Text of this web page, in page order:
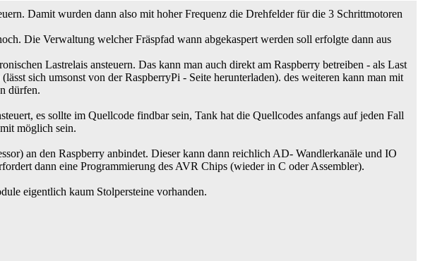
Damit wurden dann also mit hoher Frequenz die Drehfelder für die 3 Schrittmotoren
Die Verwaltung welcher Fräspfad wann abgekaspert werden soll erfolgte dann aus
Lastrelais ansteuern. Das kann man auch direkt am Raspberry betreiben - als Last
sich umsonst von der RaspberryPi - Seite herunterladen). des weiteren kann man mit
dürfen.
es sollte im Quellcode findbar sein, Tank hat die Quellcodes anfangs auf jeden Fall
möglich sein.
an den Raspberry anbindet. Dieser kann dann reichlich AD- Wandlerkanäle und IO
dann eine Programmierung des AVR Chips (wieder in C oder Assembler).
eigentlich kaum Stolpersteine vorhanden.